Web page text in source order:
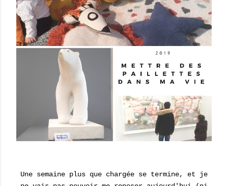
Une semaine plus que chargée se termine, et je